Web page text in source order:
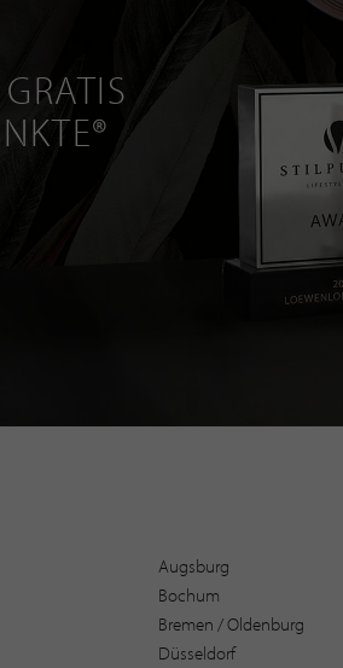
Augsburg
Bochum
Bremen / Oldenburg
Düsseldorf